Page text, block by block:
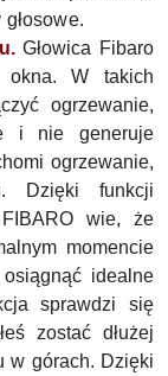
Głowica Fibaro
okna. W takich
ogrzewanie,
i nie generuje
ogrzewanie,
Dzięki funkcji
FIBARO wie, że
momencie
idealne
sprawdzi się
zostać dłużej
w górach. Dzięki